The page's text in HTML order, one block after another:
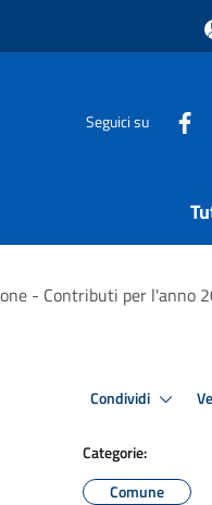
Seguici su
- Contributi per l'anno
Condividi
Categorie:
Comune